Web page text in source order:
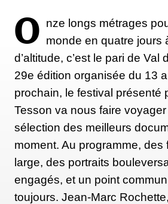
O nze longs métrages
monde en quatre jours
d’altitude, c’est le pari de Val
29e édition organisée du 13
prochain, le festival présenté
Tesson va nous faire
sélection des meilleurs
moment. Au programme, des
large, des portraits
engagés, et un point commun
toujours. Jean-Marc